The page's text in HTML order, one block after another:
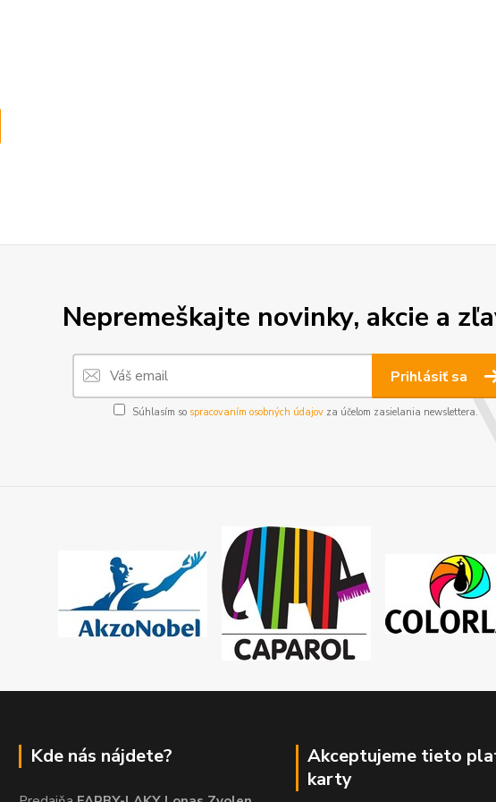
Nepremeškajte novinky, akcie a
Prihlásiť sa
Súhlasím so spracovaním osobných údajov za účelom zasielania newslettera.
Kde nás nájdete?
Akceptujeme tieto
karty